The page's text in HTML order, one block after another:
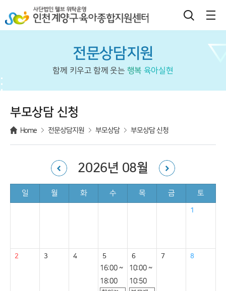
전문상담지원
함께 키우고 함께 웃는 행복 육아실현
부모상담 신청
Home 전문상담지원 부모상담 부모상담 신청
2026년 08월
달별
전체일정
일 월 화 수 목 금 토
1
2 3 4 5
16:00 ~
18:00
6
10:00 ~
10:50
7 8